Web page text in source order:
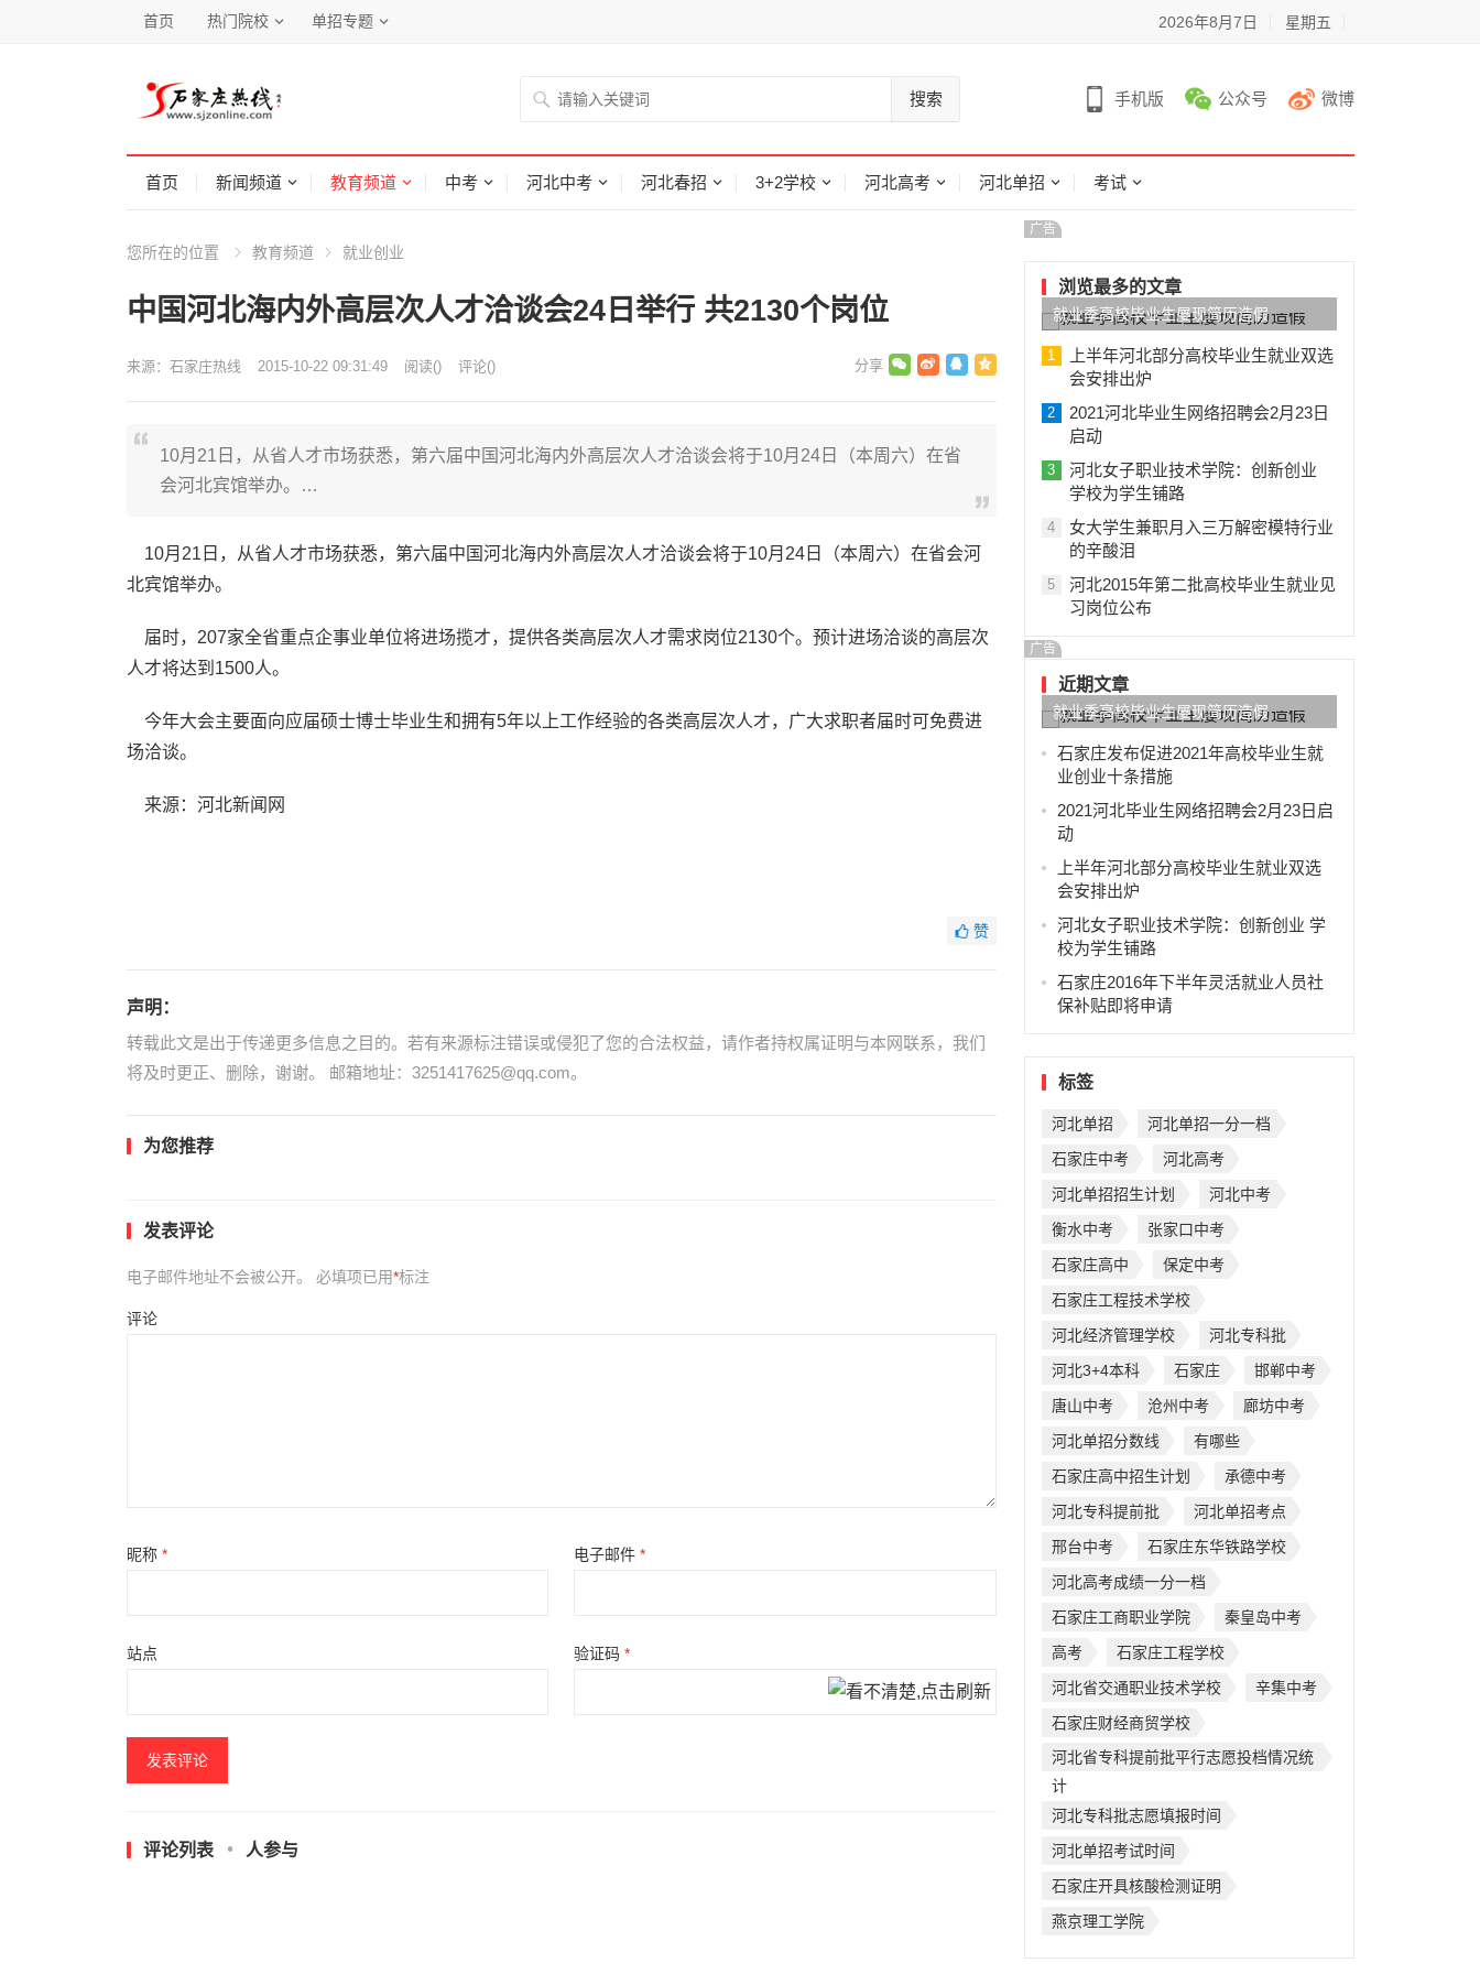
首页 热门院校 单招专题 2026年8月7日 星期五
搜索 手机版 公众号 微博
首页 新闻频道 教育频道 中考 河北中考 河北春招 3+2学校 河北高考 河北单招 考试
您所在的位置 教育频道 就业创业
中国河北海内外高层次人才洽谈会24日举行 共2130个岗位
来源： 石家庄热线 2015-10-22 09:31:49 阅读() 评论()
10月21日，从省人才市场获悉，第六届中国河北海内外高层次人才洽谈会将于10月24日（本周六）在省
会河北宾馆举办。…
10月21日，从省人才市场获悉，第六届中国河北海内外高层次人才洽谈会将于10月24日（本周六）在省会河
北宾馆举办。
届时，207家全省重点企事业单位将进场揽才，提供各类高层次人才需求岗位2130个。预计进场洽谈的高层次
人才将达到1500人。
今年大会主要面向应届硕士博士毕业生和拥有5年以上工作经验的各类高层次人才，广大求职者届时可免费进
场洽谈。
来源：河北新闻网
赞
声明：
转载此文是出于传递更多信息之目的。若有来源标注错误或侵犯了您的合法权益，请作者持权属证明与本网联系，我们
将及时更正、删除，谢谢。 邮箱地址：3251417625@qq.com。
为您推荐
发表评论
电子邮件地址不会被公开。 必填项已用*标注
评论
昵称 * 电子邮件*
站点 验证码*
评论列表 人参与
广告
浏览最多的文章
就业季高校毕业生屡现简历造假
1
上半年河北部分高校毕业生就业双选
会安排出炉
2
2021河北毕业生网络招聘会2月23日
启动
3
河北女子职业技术学院：创新创业
学校为学生铺路
4
女大学生兼职月入三万解密模特行业
的辛酸泪
5
河北2015年第二批高校毕业生就业见
习岗位公布
广告
近期文章
就业季高校毕业生屡现简历造假
石家庄发布促进2021年高校毕业生就
业创业十条措施
2021河北毕业生网络招聘会2月23日启
动
上半年河北部分高校毕业生就业双选
会安排出炉
河北女子职业技术学院：创新创业 学
校为学生铺路
石家庄2016年下半年灵活就业人员社
保补贴即将申请
标签
河北单招
河北单招一分一档
石家庄中考
河北高考
河北单招招生计划
河北中考
衡水中考
张家口中考
石家庄高中
保定中考
石家庄工程技术学校
河北经济管理学校
河北专科批
河北3+4本科
石家庄
邯郸中考
唐山中考
沧州中考
廊坊中考
河北单招分数线
有哪些
石家庄高中招生计划
承德中考
河北专科提前批
河北单招考点
邢台中考
石家庄东华铁路学校
河北高考成绩一分一档
石家庄工商职业学院
秦皇岛中考
高考
石家庄工程学校
河北省交通职业技术学校
辛集中考
石家庄财经商贸学校
河北省专科提前批平行志愿投档情况统
计
河北专科批志愿填报时间
河北单招考试时间
石家庄开具核酸检测证明
燕京理工学院